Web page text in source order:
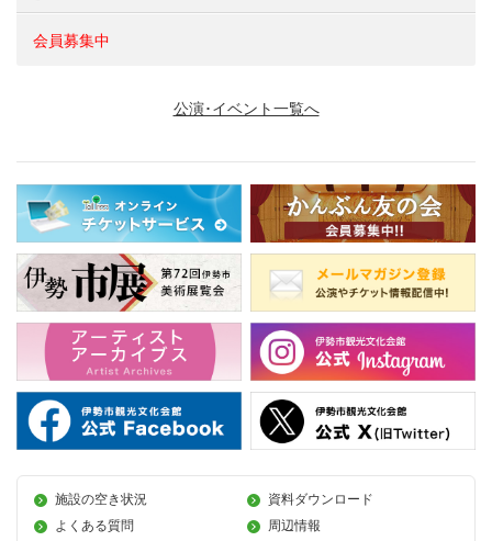
会員募集中
公演･イベント一覧へ
施設の空き状況
資料ダウンロード
よくある質問
周辺情報